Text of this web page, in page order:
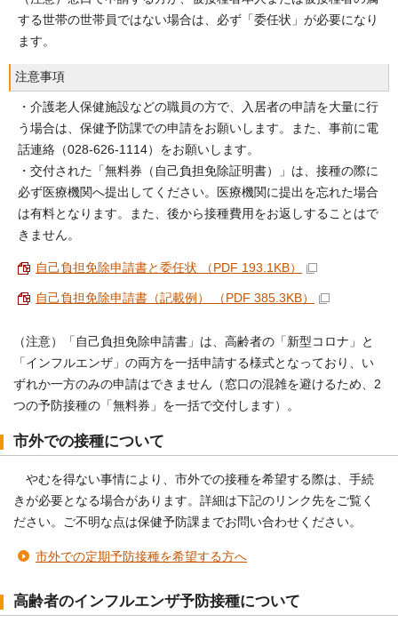
する世帯の世帯員ではない場合は、必ず「委任状」が必要になり
ます。
注意事項
・介護老人保健施設などの職員の方で、入居者の申請を大量に行
う場合は、保健予防課での申請をお願いします。また、事前に電
話連絡（028‐626‐1114）をお願いします。
・交付された「無料券（自己負担免除証明書）」は、接種の際に
必ず医療機関へ提出してください。医療機関に提出を忘れた場合
は有料となります。また、後から接種費用をお返しすることはで
きません。
自己負担免除申請書と委任状 （PDF 193.1KB）
自己負担免除申請書（記載例） （PDF 385.3KB）
（注意）「自己負担免除申請書」は、高齢者の「新型コロナ」と
「インフルエンザ」の両方を一括申請する様式となっており、い
ずれか一方のみの申請はできません（窓口の混雑を避けるため、2
つの予防接種の「無料券」を一括で交付します）。
市外での接種について
やむを得ない事情により、市外での接種を希望する際は、手続
きが必要となる場合があります。詳細は下記のリンク先をご覧く
ださい。ご不明な点は保健予防課までお問い合わせください。
市外での定期予防接種を希望する方へ
高齢者のインフルエンザ予防接種について